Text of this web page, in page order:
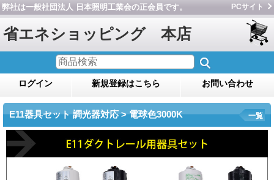
弊社は一般社団法人 日本照明工業会の正会員です。 PCサイト
省エネショッピング 本店
ログイン 新規登録はこちら お問い合わせ
E11器具セット 調光器対応 > 電球色3000K 一覧